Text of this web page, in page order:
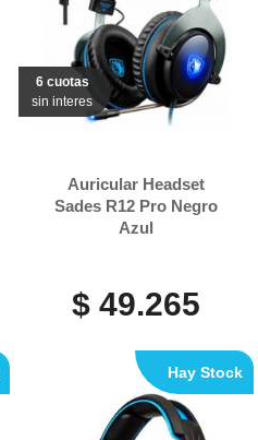
6 cuotas
sin interes
Auricular Headset
Sades R12 Pro Negro
Azul
$ 49.265
Hay Stock